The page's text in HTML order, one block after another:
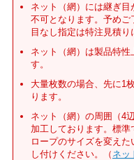
ネット（網）には継ぎ
不可となります。予め
目なし指定は特注見積り
ネット（網）は製品特性
す。
大量枚数の場合、先に1
ります。
ネット（網）の周囲（4
加工しております。標準
ロープのサイズを変え
し付けください。（ ネッ